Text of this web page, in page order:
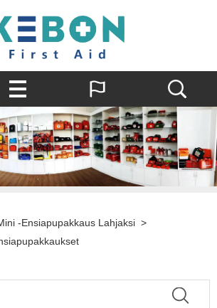
-ensiapupakkaus Lahjaksi >